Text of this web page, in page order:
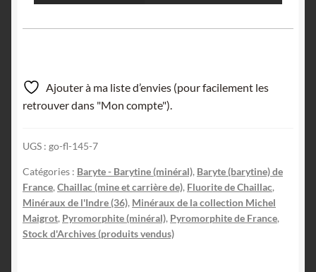
Ajouter à ma liste d’envies (pour facilement les
retrouver dans "Mon compte").
UGS : go-fl-145-7
Catégories : Baryte - Barytine (minéral), Baryte (barytine) de
France, Chaillac (mine et carrière de), Fluorite de Chaillac,
Minéraux de l'Indre (36), Minéraux de la collection Michel
Maigrot, Pyromorphite (minéral), Pyromorphite de France,
Stock d'Archives (produits vendus)